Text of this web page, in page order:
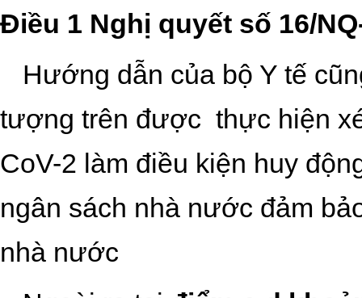
Điều 1 Nghị quyết số 16/
Hướng dẫn của bộ Y tế
tượng trên được thực hiện
CoV-2 làm điều kiện huy
ngân sách nhà nước đảm
nhà nước